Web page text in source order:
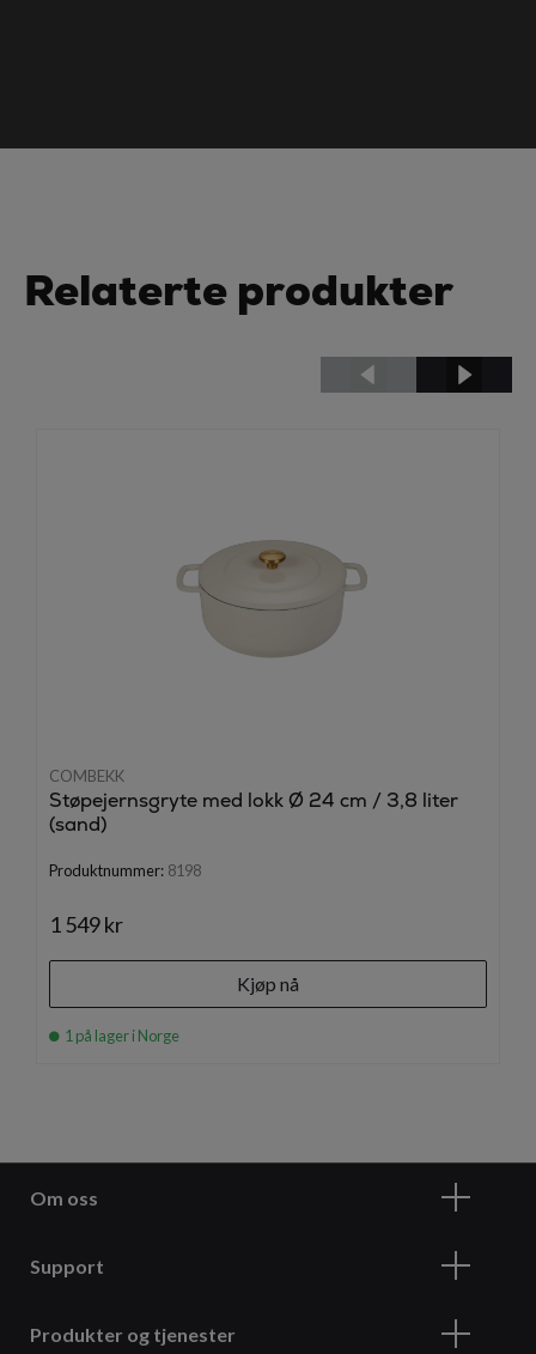
Relaterte produkter
COMBEKK
Støpejernsgryte med lokk Ø 24 cm / 3,8 liter
(sand)
Produktnummer: 8198
1 549 kr
Kjøp nå
1 på lager i Norge
Om oss
Support
Produkter og tjenester